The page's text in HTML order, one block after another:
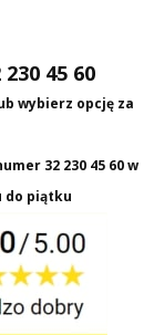
45 60
wybierz opcję za
32 230 45 60w
do piątku